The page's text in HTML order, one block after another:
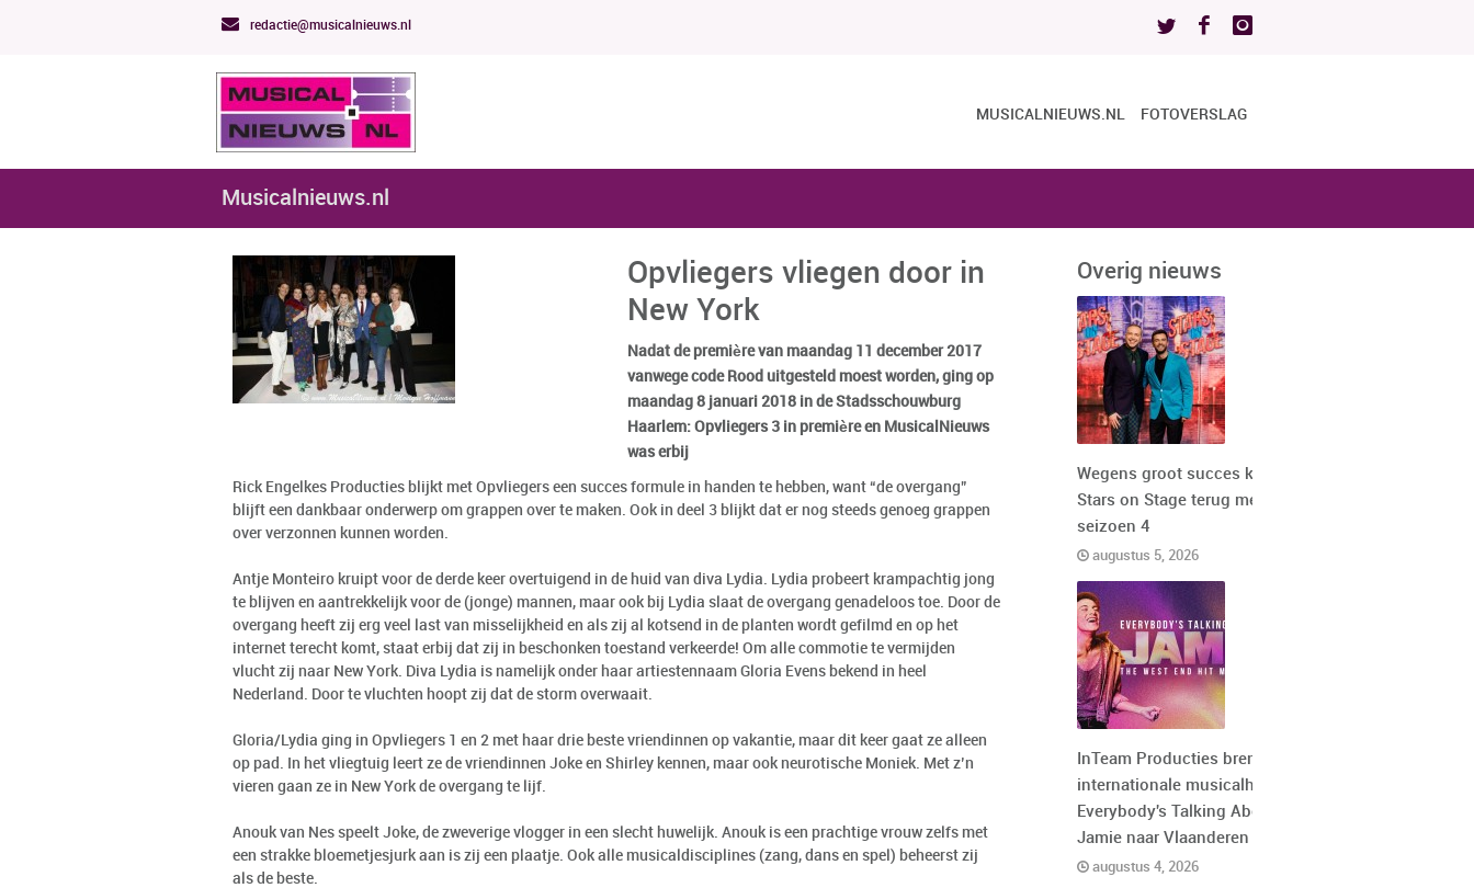
redactie@musicalnieuws.nl
MUSICALNIEUWS.NL FOTOVERSLAG
Musicalnieuws.nl
Opvliegers vliegen door in
New York
Nadat de première van maandag 11 december 2017
vanwege code Rood uitgesteld moest worden, ging op
maandag 8 januari 2018 in de Stadsschouwburg
Haarlem: Opvliegers 3 in première en MusicalNieuws
was erbij
Rick Engelkes Producties blijkt met Opvliegers een succes formule in handen te hebben, want “de overgang”
blijft een dankbaar onderwerp om grappen over te maken. Ook in deel 3 blijkt dat er nog steeds genoeg grappen
over verzonnen kunnen worden.
Antje Monteiro kruipt voor de derde keer overtuigend in de huid van diva Lydia. Lydia probeert krampachtig jong
te blijven en aantrekkelijk voor de (jonge) mannen, maar ook bij Lydia slaat de overgang genadeloos toe. Door de
overgang heeft zij erg veel last van misselijkheid en als zij al kotsend in de planten wordt gefilmd en op het
internet terecht komt, staat erbij dat zij in beschonken toestand verkeerde! Om alle commotie te vermijden
vlucht zij naar New York. Diva Lydia is namelijk onder haar artiestennaam Gloria Evens bekend in heel
Nederland. Door te vluchten hoopt zij dat de storm overwaait.
Gloria/Lydia ging in Opvliegers 1 en 2 met haar drie beste vriendinnen op vakantie, maar dit keer gaat ze alleen
op pad. In het vliegtuig leert ze de vriendinnen Joke en Shirley kennen, maar ook neurotische Moniek. Met z’n
vieren gaan ze in New York de overgang te lijf.
Anouk van Nes speelt Joke, de zweverige vlogger in een slecht huwelijk. Anouk is een prachtige vrouw zelfs met
een strakke bloemetjesjurk aan is zij een plaatje. Ook alle musicaldisciplines (zang, dans en spel) beheerst zij
als de beste.
Overig nieuws
Wegens groot succes keert
Stars on Stage terug met
seizoen 4
augustus 5, 2026
InTeam Producties brengt de
internationale musicalhit
Everybody's Talking About
Jamie naar Vlaanderen
augustus 4, 2026